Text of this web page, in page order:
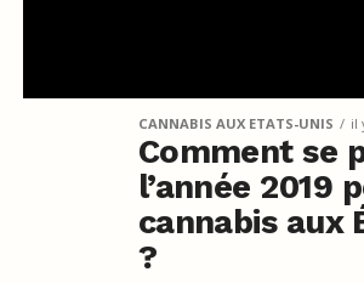
CANNABIS AUX ETATS-UNIS il
Comment se
l’année 2019
cannabis aux
?